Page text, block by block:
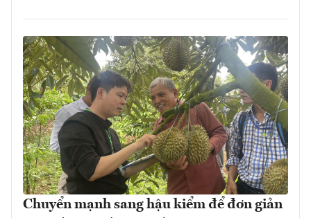
Chuyển mạnh sang hậu kiểm để đơn giản